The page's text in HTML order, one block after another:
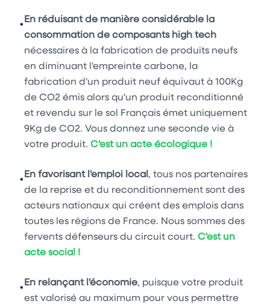
•En réduisant de manière considérable la
consommation de composants high tech
nécessaires à la fabrication de produits neufs
en diminuant l'empreinte carbone, la
fabrication d'un produit neuf équivaut à 100Kg
de CO2 émis alors qu'un produit reconditionné
et revendu sur le sol Français émet uniquement
9Kg de CO2. Vous donnez une seconde vie à
votre produit. C'est un acte écologique !
•En favorisant l'emploi local, tous nos partenaires
de la reprise et du reconditionnement sont des
acteurs nationaux qui créent des emplois dans
toutes les régions de France. Nous sommes des
fervents défenseurs du circuit court. C'est un
acte social !
•En relançant l'économie, puisque votre produit
est valorisé au maximum pour vous permettre